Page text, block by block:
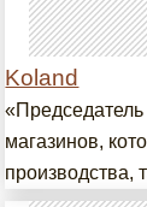
Koland
«Председатель
магазинов,
производства,